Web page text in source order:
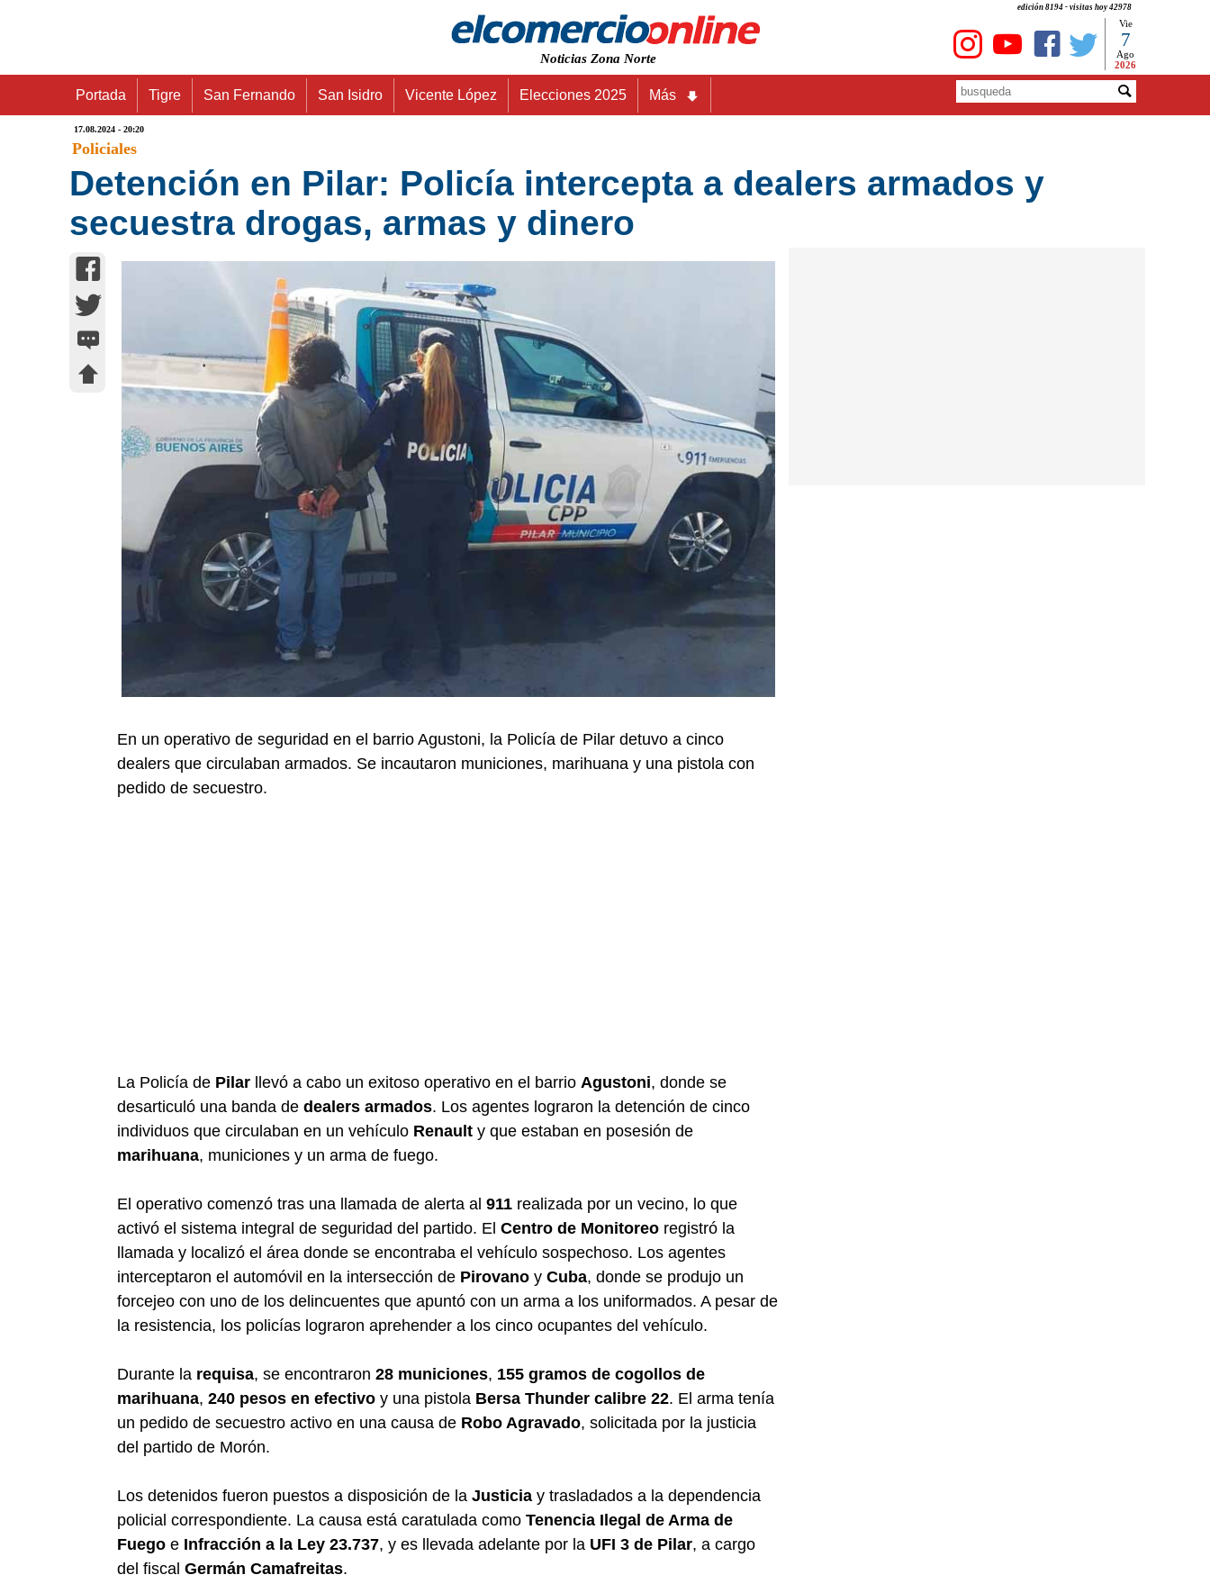
edición 8194 - visitas hoy 42978
Noticias Zona Norte
Vie
7
Ago
2026
Portada Tigre San Fernando San Isidro Vicente López Elecciones 2025 Más
17.08.2024 - 20:20
Policiales
Detención en Pilar: Policía intercepta a dealers armados y
secuestra drogas, armas y dinero
En un operativo de seguridad en el barrio Agustoni, la Policía de Pilar detuvo a cinco
dealers que circulaban armados. Se incautaron municiones, marihuana y una pistola con
pedido de secuestro.
La Policía de Pilar llevó a cabo un exitoso operativo en el barrio Agustoni, donde se
desarticuló una banda de dealers armados. Los agentes lograron la detención de cinco
individuos que circulaban en un vehículo Renault y que estaban en posesión de
marihuana, municiones y un arma de fuego.
El operativo comenzó tras una llamada de alerta al 911 realizada por un vecino, lo que
activó el sistema integral de seguridad del partido. El Centro de Monitoreo registró la
llamada y localizó el área donde se encontraba el vehículo sospechoso. Los agentes
interceptaron el automóvil en la intersección de Pirovano y Cuba, donde se produjo un
forcejeo con uno de los delincuentes que apuntó con un arma a los uniformados. A pesar de
la resistencia, los policías lograron aprehender a los cinco ocupantes del vehículo.
Durante la requisa, se encontraron 28 municiones, 155 gramos de cogollos de
marihuana, 240 pesos en efectivo y una pistola Bersa Thunder calibre 22. El arma tenía
un pedido de secuestro activo en una causa de Robo Agravado, solicitada por la justicia
del partido de Morón.
Los detenidos fueron puestos a disposición de la Justicia y trasladados a la dependencia
policial correspondiente. La causa está caratulada como Tenencia Ilegal de Arma de
Fuego e Infracción a la Ley 23.737, y es llevada adelante por la UFI 3 de Pilar, a cargo
del fiscal Germán Camafreitas.